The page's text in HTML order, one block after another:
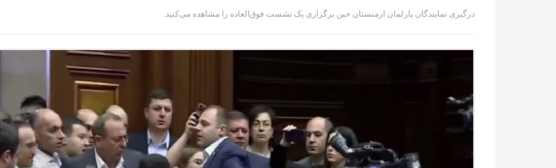
درگیری نمایندگان پارلمان ارمنستان حین برگزاری یک نشست فوق‌العاده را مشاهده می‌کنید.